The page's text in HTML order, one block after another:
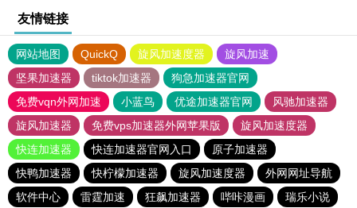
友情链接
网站地图 QuickQ 旋风加速度器
旋风加速
坚果加速器
tiktok加速器
狗急加速器官网
免费vqn外网加速
小蓝鸟 优途加速器官网
风驰加速器
旋风加速器
免费vps加速器外网苹果版
旋风加速度器
快连加速器
快连加速器官网入口
原子加速器
快鸭加速器
快柠檬加速器 旋风加速度器
外网网址导航
软件中心
雷霆加速 狂飙加速器 哔咔漫画
瑞乐小说